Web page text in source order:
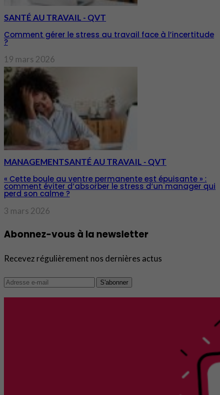
SANTÉ AU TRAVAIL - QVT
Comment gérer le stress au travail face à l’incertitude
?
19 mars 2026
MANAGEMENTSANTÉ AU TRAVAIL - QVT
« Cette boule au ventre permanente est épuisante » :
comment éviter d’absorber le stress d’un manager qui
perd son calme ?
3 mars 2026
Abonnez-vous à la newsletter
Recevez régulièrement nos dernières actus
S'abonner